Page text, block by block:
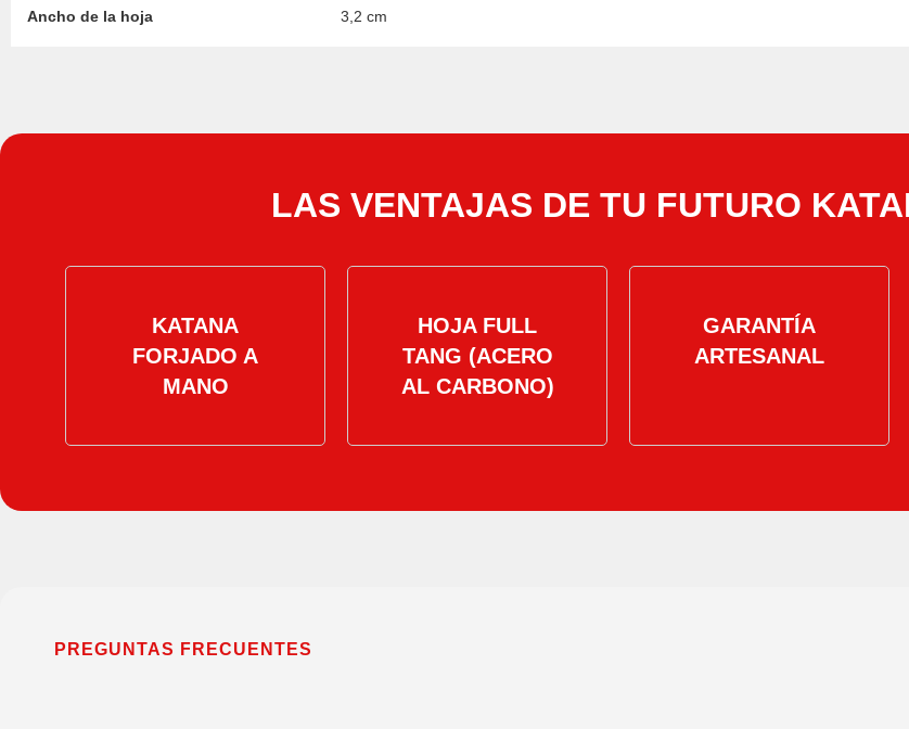
Ancho de la hoja 3,2 cm
LAS VENTAJAS DE TU FUTURO
KATANA
FORJADO A
MANO
HOJA FULL
TANG (ACERO
AL CARBONO)
GARANTÍA
ARTESANAL
PREGUNTAS FRECUENTES